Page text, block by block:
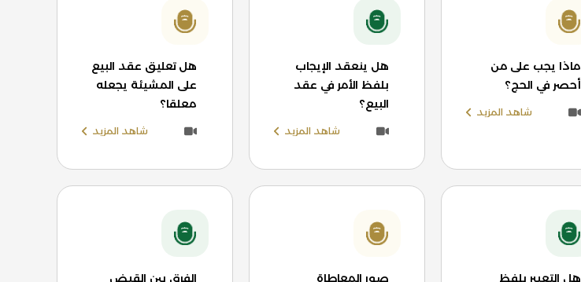
ماذا يجب على من
أحصر في الحج؟
شاهد المزيد
هل ينعقد الإيجاب
بلفظ الأمر في عقد
البيع؟
شاهد المزيد
هل تعليق عقد البيع
على المشيئة يجعله
معلقا؟
شاهد المزيد
هل التعبير بلفظ صور المعاطاة الفرق بين القبض